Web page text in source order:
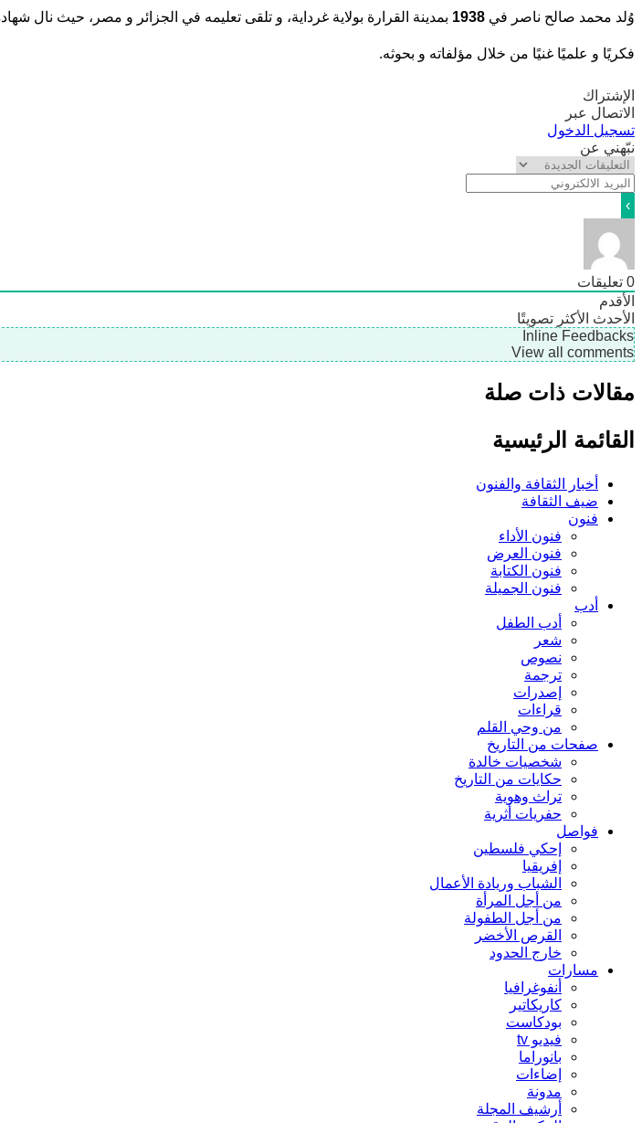
وُلد محمد صالح ناصر في 1938 بمدينة القرارة بولاية غرداية، و تلقى تعليمه في الجزائر و مصر، حيث نال
فكريًا و علميًا غنيًا من خلال مؤلفاته و بحوثه.
الإشتراك
الاتصال عبر
تسجيل الدخول
نبّهني عن
0 تعليقات
الأقدم
الأحدث الأكثر تصويتًا
Inline Feedbacks
View all comments
مقالات ذات صلة
القائمة الرئيسية
أخبار الثقافة والفنون
ضيف الثقافة
فنون
فنون الأداء
فنون العرض
فنون الكتابة
فنون الجميلة
أدب
أدب الطفل
شعر
نصوص
ترجمة
إصدرات
قراءات
من وحي القلم
صفحات من التاريخ
شخصيات خالدة
حكايات من التاريخ
تراث وهوية
حفريات أثرية
فواصل
إحكي فلسطين
إفريقيا
الشباب وريادة الأعمال
من أجل المرأة
من أجل الطفولة
القرص الأخضر
خارج الحدود
مسارات
أنفوغرافيا
كاريكاتير
بودكاست
فيديو tv
بانوراما
إضاءات
مدونة
أرشيف المجلة